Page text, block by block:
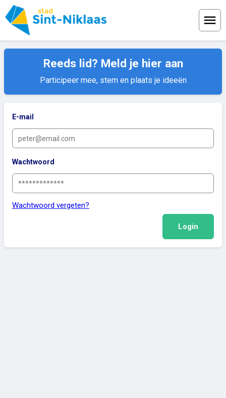
Reeds lid? Meld je hier aan
Participeer mee, stem en plaats je ideeën
E-mail
Wachtwoord
Wachtwoord vergeten?
Login